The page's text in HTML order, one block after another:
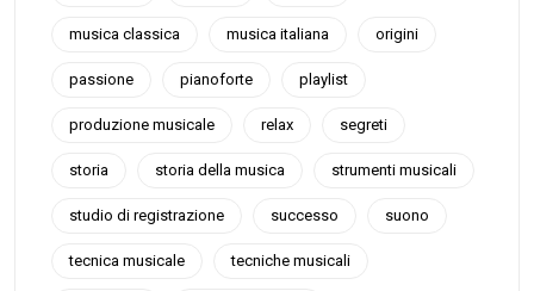
musica classica musica italiana origini
passione pianoforte playlist
produzione musicale relax segreti
storia storia della musica strumenti musicali
studio di registrazione successo suono
tecnica musicale tecniche musicali